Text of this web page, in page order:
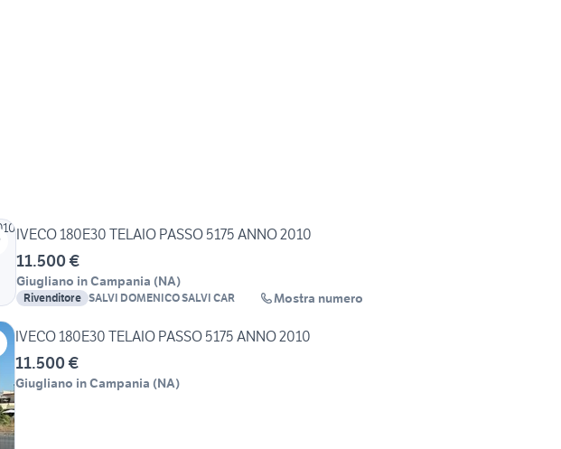
IVECO 180E30 TELAIO PASSO 5175 ANNO 2010
11.500 €
Giugliano in Campania (NA)
Rivenditore SALVI DOMENICO SALVI CAR Mostra numero
IVECO 180E30 TELAIO PASSO 5175 ANNO 2010
11.500 €
Giugliano in Campania (NA)